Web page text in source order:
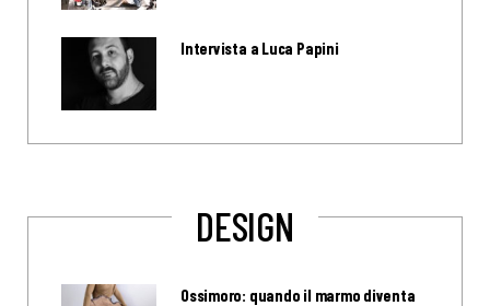
Intervista a Luca Papini
DESIGN
Ossimoro: quando il marmo diventa